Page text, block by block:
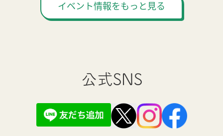
イベント情報をもっと見る
公式SNS